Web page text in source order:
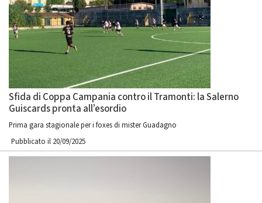
Sfida di Coppa Campania contro il Tramonti: la Salerno
Guiscards pronta all’esordio
Prima gara stagionale per i foxes di mister Guadagno
Pubblicato il 20/09/2025